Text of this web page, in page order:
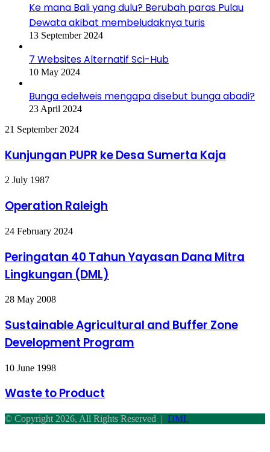
Ke mana Bali yang dulu? Berubah paras Pulau
Dewata akibat membeludaknya turis
13 September 2024
7 Websites Alternatif Sci-Hub
10 May 2024
Bunga edelweis mengapa disebut bunga abadi?
23 April 2024
Kunjungan
ke
Desa
Kaja
21 September 2024
Kunjungan PUPR ke Desa Sumerta Kaja
Operation
2 July 1987
Operation Raleigh
Peringatan
Tahun
Yayasan
Dana
Mitra
Lingkungan
(DML)
24 February 2024
Peringatan 40 Tahun Yayasan Dana Mitra
Lingkungan (DML)
Sustainable
and
Buffer
Zone
Development
Program
28 May 2008
Sustainable Agricultural and Buffer Zone
Development Program
Waste
Product
10 June 1998
Waste to Product
© Copyright 2026, All Rights Reserved | DML